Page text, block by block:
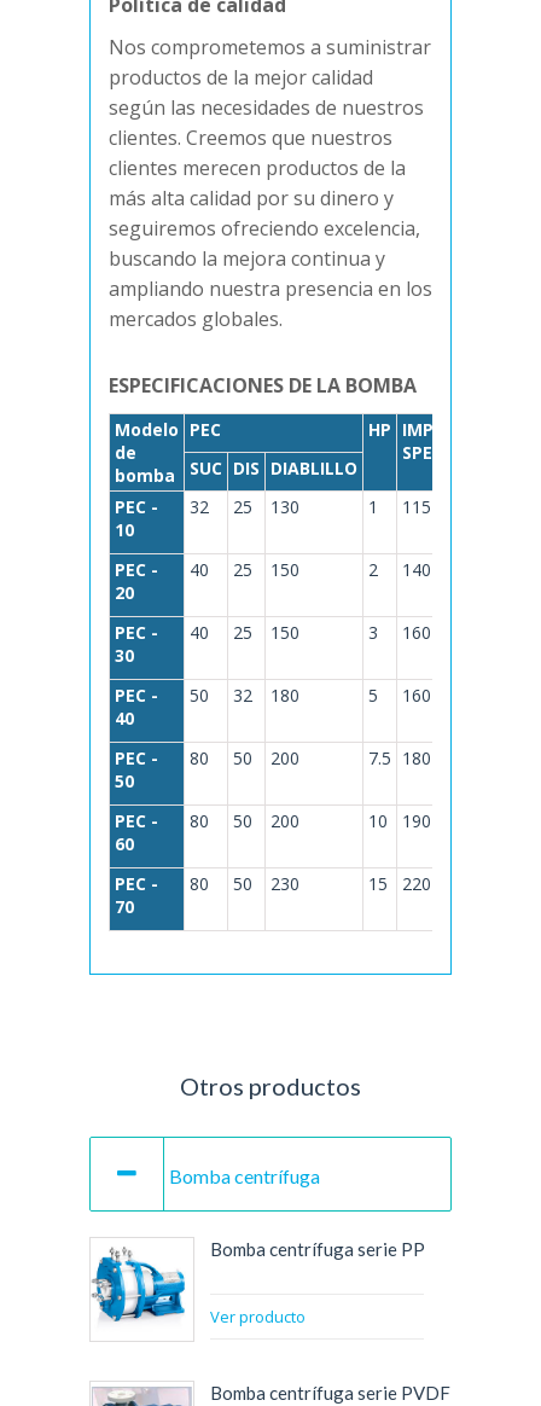
Política de calidad
Nos comprometemos a suministrar
productos de la mejor calidad
según las necesidades de nuestros
clientes. Creemos que nuestros
clientes merecen productos de la
más alta calidad por su dinero y
seguiremos ofreciendo excelencia,
buscando la mejora continua y
ampliando nuestra presencia en los
mercados globales.
ESPECIFICACIONES DE LA BOMBA
Modelo
de
bomba
PEC HP IMP
SPE
SUC DIS DIABLILLO
PEC -
10
32 25 130 1 115
PEC -
20
40 25 150 2 140
PEC -
30
40 25 150 3 160
PEC -
40
50 32 180 5 160
PEC -
50
80 50 200 7.5 180
PEC -
60
80 50 200 10 190
PEC -
70
80 50 230 15 220
Otros productos
Bomba centrífuga
Bomba centrífuga serie PP
Ver producto
Bomba centrífuga serie PVDF